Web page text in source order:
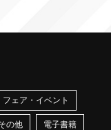
フェア・イベント
の他 電子書籍